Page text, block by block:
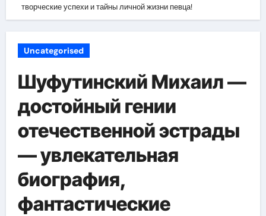
творческие успехи и тайны личной жизни певца!
Uncategorised
Шуфутинский Михаил —
достойный гении
отечественной эстрады
— увлекательная
биография,
фантастические